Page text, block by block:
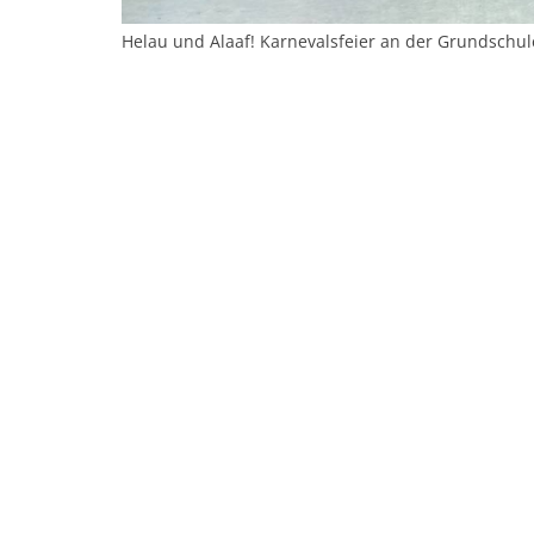
Helau und Alaaf! Karnevalsfeier an der